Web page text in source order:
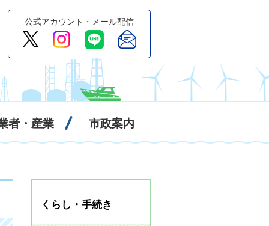
公式アカウント・メール配信
者・産業 市政案内
くらし・手続き